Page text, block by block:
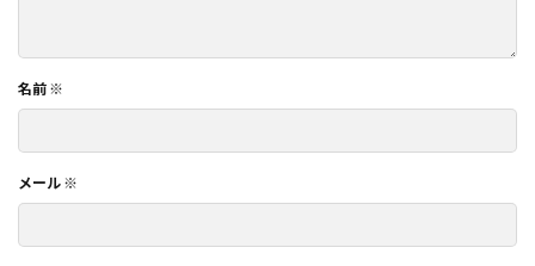
名前 ※
メール ※